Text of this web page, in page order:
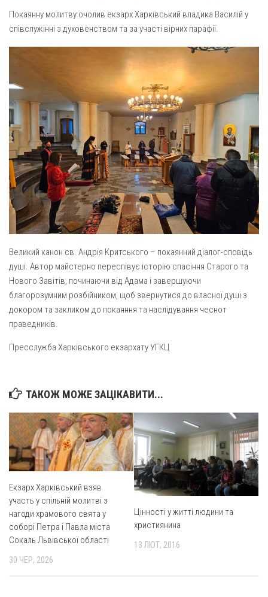
Вознесіння Господнього (м. Кобеляки)
Різдва Пресвятої Богородиці (с. Вільховатка)
Св. Апостола Андрія Первозванного (с. Засулля)
Св. Миколая (с. Деменки)
Успіння Пресвятої Богородиці (м. Кременчук)
Успіння Пресвятої Богородиці (м. Лубни)
Парохії Сумської області
Введення в храм Богородиці (м. Суми)
Матері Божої Неустанної Помочі (м. Охтирка)
Монастирі
Свято-Івано-Павлівський монастир сестер Згромадження
Св. Йосифа ОПДМ
Монастир сестер милосердя Св. Вінкентія. Дім Милосердя
Монастир Успення Пресвятої Богородиці Сестер Чину
Святого Василія Великого
Комісії
Комісія з питань душпастирства охорони здоров’я
Спільноти
Квіти Слобожанщини
Харківщина
Полтавщина
Сумщина
Оголошення
Покаянну молитву очолив екзарх Харківський владика Василій у
співслужінні з духовенством та за участі вірних парафії.
Великий канон св. Андрія Критського – покаянний діалог-сповідь
душі. Автор майстерно переспівує історію спасіння Старого та
Нового Завітів, починаючи від Адама і завершуючи
благорозумним розбійником, щоб звернутися до власної душі з
докором та закликом до покаяння та наслідування чеснот
праведників.
Пресслужба Харківського екзархату УГКЦ
ТАКОЖ МОЖЕ ЗАЦІКАВИТИ...
Екзарх Харківський взяв
участь у спільній молитві з
нагоди храмового свята у
соборі Петра і Павла міста
Сокаль Львівської області
30 ЧЕР, 2026
Цінності у житті людини та
християнина
13 ЛЮТ, 2016